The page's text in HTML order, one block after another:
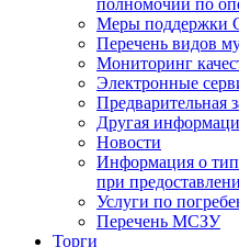
полномочий по
Меры поддержки
Перечень видов
Мониторинг
Электронные
Предварительная
Другая
Новости
Информация о
при
Услуги по
Перечень МСЗУ
Торги